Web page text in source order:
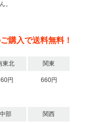
。
購入で送料無料！
東北 関東
円 660円
中部 関西